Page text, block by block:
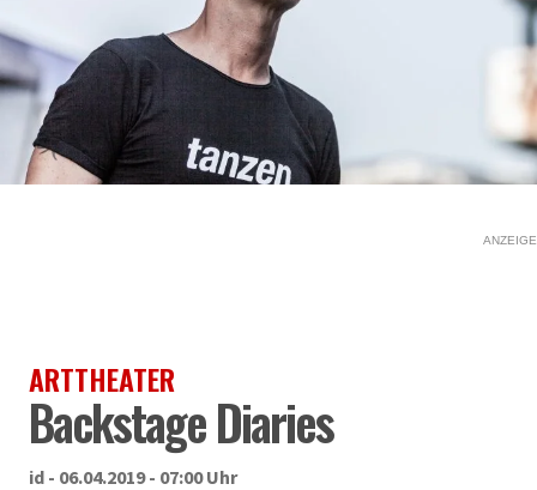
ANZEIGE
ARTTHEATER
Backstage Diaries
id - 06.04.2019 - 07:00 Uhr